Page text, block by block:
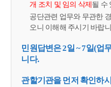
개 조치 및 임의 삭제 될 수
공단관련 업무와 무관한
오니 이해해 주시기 바랍
민원답변은 2일 ~ 7일(업
니다.
관할기관을 먼저 확인하